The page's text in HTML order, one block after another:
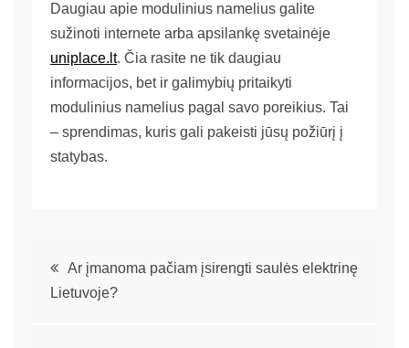
Daugiau apie modulinius namelius galite
sužinoti internete arba apsilankę svetainėje
uniplace.lt. Čia rasite ne tik daugiau
informacijos, bet ir galimybių pritaikyti
modulinius namelius pagal savo poreikius. Tai
– sprendimas, kuris gali pakeisti jūsų požiūrį į
statybas.
Ar įmanoma pačiam įsirengti saulės elektrinę
Lietuvoje?